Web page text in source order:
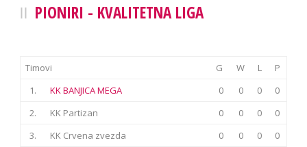
PIONIRI - KVALITETNA LIGA
Timovi G W L
P
1.
KK BANJICA MEGA 0 0 0
0
2.
KK Partizan 0 0 0
0
3.
KK Crvena zvezda 0 0 0
0